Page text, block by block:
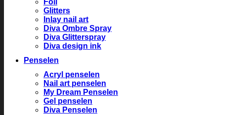
Foil
Glitters
Inlay nail art
Diva Ombre Spray
Diva Glitterspray
Diva design ink
Penselen
Acryl penselen
Nail art penselen
My Dream Penselen
Gel penselen
Diva Penselen